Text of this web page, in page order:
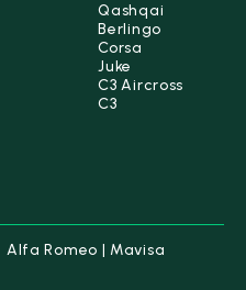
Qashqai
Berlingo
Corsa
Juke
C3 Aircross
C3
Alfa Romeo | Mavisa